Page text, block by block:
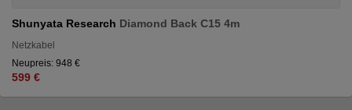
Shunyata Research Diamond Back C15 4m
Netzkabel
Neupreis: 948 €
599 €